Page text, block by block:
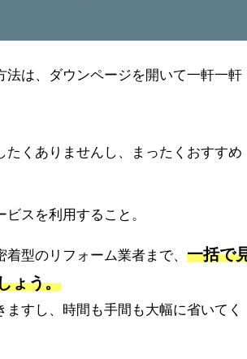
は、ダウンページを開いて一軒一軒
くありませんし、まったくおすすめ
スを利用すること。
着型のリフォーム業者まで、一括で
ょう。
すし、時間も手間も大幅に省いてく